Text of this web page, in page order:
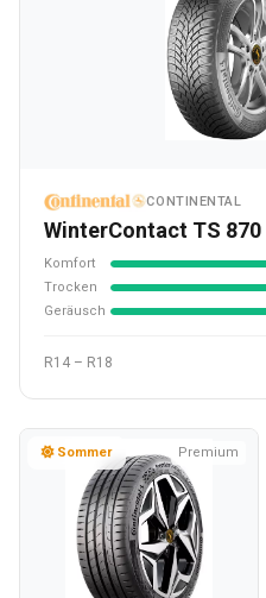
CONTINENTAL
WinterContact TS 870
Komfort
Trocken
Geräusch
R14 – R18
Sommer Premium